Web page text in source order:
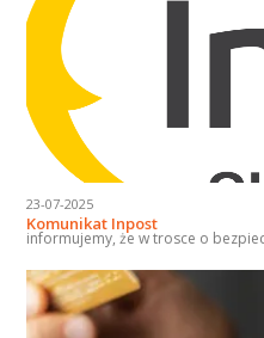
23-07-2025
Komunikat Inpost
informujemy, że w trosce o